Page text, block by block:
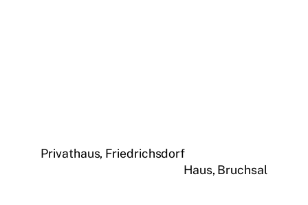
Privathaus, Friedrichsdorf
Haus, Bruchsal